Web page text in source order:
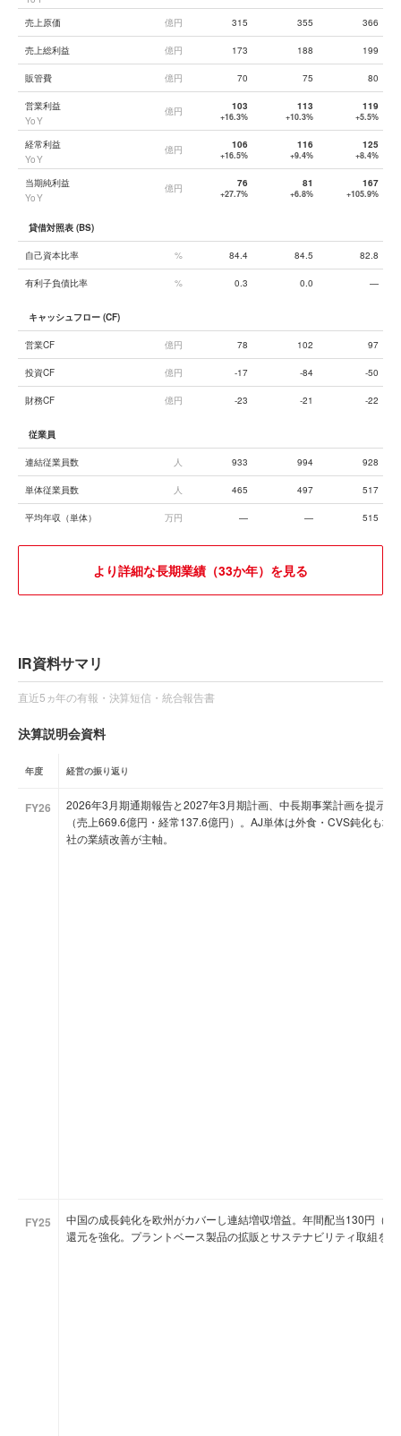
売上原価 億円 315 355 366
売上総利益 億円 173 188 199
販管費 億円 70 75 80
営業利益
YoY
億円 103
+16.3%
113
+10.3%
119
+5.5%
経常利益
YoY
億円 106
+16.5%
116
+9.4%
125
+8.4%
当期純利益
YoY
億円 76
+27.7%
81
+6.8%
167
+105.9%
貸借対照表 (BS)
自己資本比率 % 84.4 84.5 82.8
有利子負債比率 % 0.3 0.0 —
キャッシュフロー (CF)
営業CF 億円 78 102 97
投資CF 億円 -17 -84 -50
財務CF 億円 -23 -21 -22
従業員
連結従業員数 人 933 994 928
単体従業員数 人 465 497 517
平均年収（単体） 万円 — — 515
より詳細な長期業績（33か年）を見る
IR資料サマリ
直近5ヵ年の有報・決算短信・統合報告書
決算説明会資料
年度 経営の振り返り
FY26
2026年3月期通期報告と2027年3月期計画、中長期事業計画を提示
（売上669.6億円・経常137.6億円）。AJ単体は外食・CVS鈍化も
社の業績改善が主軸。
FY25
中国の成長鈍化を欧州がカバーし連結増収増益。年間配当130円（
還元を強化。プラントベース製品の拡販とサステナビリティ取組を